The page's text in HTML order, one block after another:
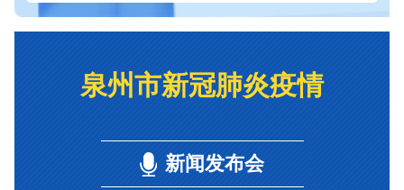
泉州市新冠肺炎疫情
新闻发布会